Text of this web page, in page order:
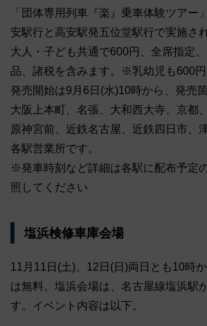
「団体専用列車『楽』乗車体験ツアー
安駅行と高安駅発五位堂駅行で実施さ
大人・子ども共通で600円、全席指定
品、諸税を含みます。※乳幼児も600
発売開始は9月6日(水)10時から、発売
大阪上本町、名張、大和西大寺、京都
原神宮前、近鉄名古屋、近鉄四日市、
各駅営業所です。
※発車時刻など詳細は各駅に配布予定
照してください
塩浜検修車庫会場
11月11日(土)、12日(日)両日とも10時
は無料。塩浜会場は、名古屋線塩浜駅
す。イベント内容は以下。